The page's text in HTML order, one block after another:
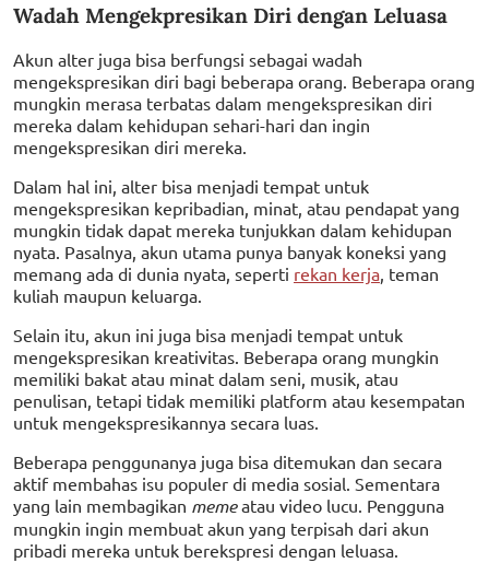
Wadah Mengekpresikan Diri dengan Leluasa
Akun alter juga bisa berfungsi sebagai wadah
mengekspresikan diri bagi beberapa orang. Beberapa orang
mungkin merasa terbatas dalam mengekspresikan diri
mereka dalam kehidupan sehari-hari dan ingin
mengekspresikan diri mereka.
Dalam hal ini, alter bisa menjadi tempat untuk
mengekspresikan kepribadian, minat, atau pendapat yang
mungkin tidak dapat mereka tunjukkan dalam kehidupan
nyata. Pasalnya, akun utama punya banyak koneksi yang
memang ada di dunia nyata, seperti rekan kerja, teman
kuliah maupun keluarga.
Selain itu, akun ini juga bisa menjadi tempat untuk
mengekspresikan kreativitas. Beberapa orang mungkin
memiliki bakat atau minat dalam seni, musik, atau
penulisan, tetapi tidak memiliki platform atau kesempatan
untuk mengekspresikannya secara luas.
Beberapa penggunanya juga bisa ditemukan dan secara
aktif membahas isu populer di media sosial. Sementara
yang lain membagikan memeatau video lucu. Pengguna
mungkin ingin membuat akun yang terpisah dari akun
pribadi mereka untuk berekspresi dengan leluasa.